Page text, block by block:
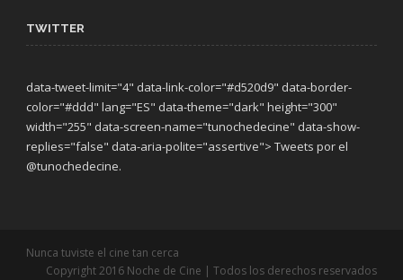
TWITTER
data-tweet-limit="4" data-link-color="#d520d9" data-border-
color="#ddd" lang="ES" data-theme="dark" height="300"
width="255" data-screen-name="tunochedecine" data-show-
replies="false" data-aria-polite="assertive"> Tweets por el
@tunochedecine.
Nunca tuviste el cine tan cerca
Copyright 2016 Noche de Cine | Todos los derechos reservados